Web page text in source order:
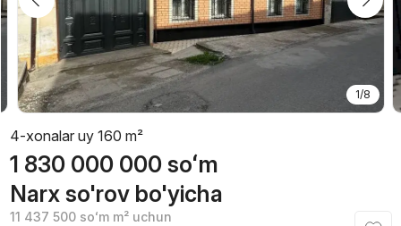
1/8
4-xonalar uy 160 m²
1 830 000 000 soʻm
Narx so'rov bo'yicha
11 437 500 soʻmm² uchun